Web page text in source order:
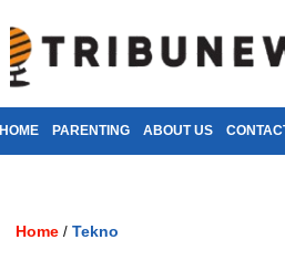
HOME PARENTING ABOUT US
Home / Tekno